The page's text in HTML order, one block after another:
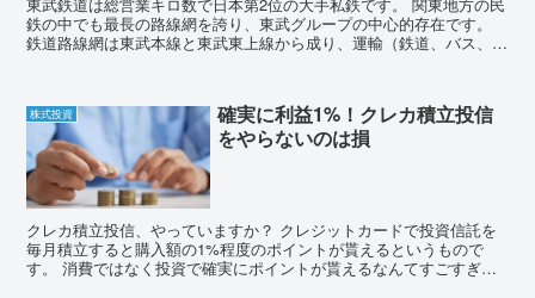
鉄の中でも最長の路線網を誇り、東武グループの中心的存在です。
鉄道路線網は東武本線と東武東上線から成り、運輸（鉄道、バス、タ
株式投資
確実に利益1%！クレカ積立投信
をやらないのは損
クレカ積立投信、やっていますか？ クレジットカードで投資信託を
毎月積立すると購入額の1%程度のポイントが貰えるというもので
す。 消費ではなく投資で確実にポイントが貰えるなんてすごすぎで